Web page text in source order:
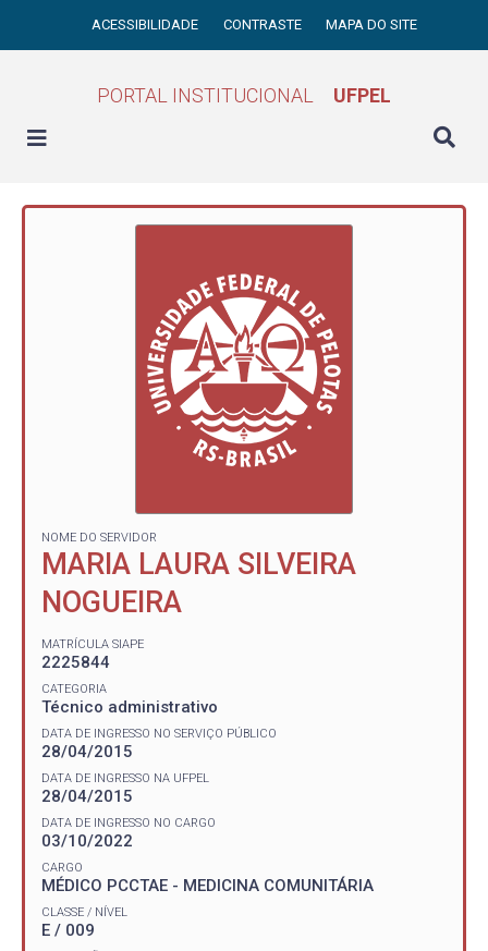
ACESSIBILIDADE CONTRASTE MAPA DO SITE
PORTAL INSTITUCIONAL UFPEL
NOME DO SERVIDOR
MARIA LAURA SILVEIRA
NOGUEIRA
MATRÍCULA SIAPE
2225844
CATEGORIA
Técnico administrativo
DATA DE INGRESSO NO SERVIÇO PÚBLICO
28/04/2015
DATA DE INGRESSO NA UFPEL
28/04/2015
DATA DE INGRESSO NO CARGO
03/10/2022
CARGO
MÉDICO PCCTAE - MEDICINA COMUNITÁRIA
CLASSE / NÍVEL
E / 009